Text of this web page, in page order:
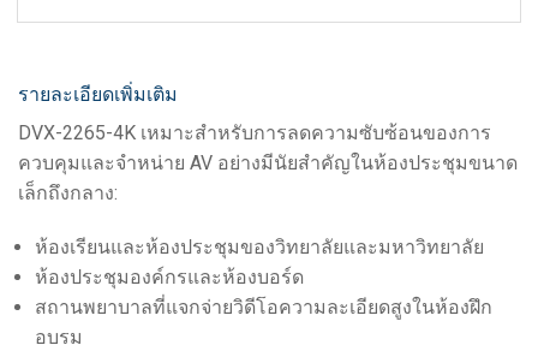
รายละเอียดเพิ่มเติม
DVX-2265-4K เหมาะสำหรับการลดความซับซ้อนของการ
ควบคุมและจำหน่าย AV อย่างมีนัยสำคัญในห้องประชุมขนาด
เล็กถึงกลาง:
ห้องเรียนและห้องประชุมของวิทยาลัยและมหาวิทยาลัย
ห้องประชุมองค์กรและห้องบอร์ด
สถานพยาบาลที่แจกจ่ายวิดีโอความละเอียดสูงในห้องฝึก
อบรม